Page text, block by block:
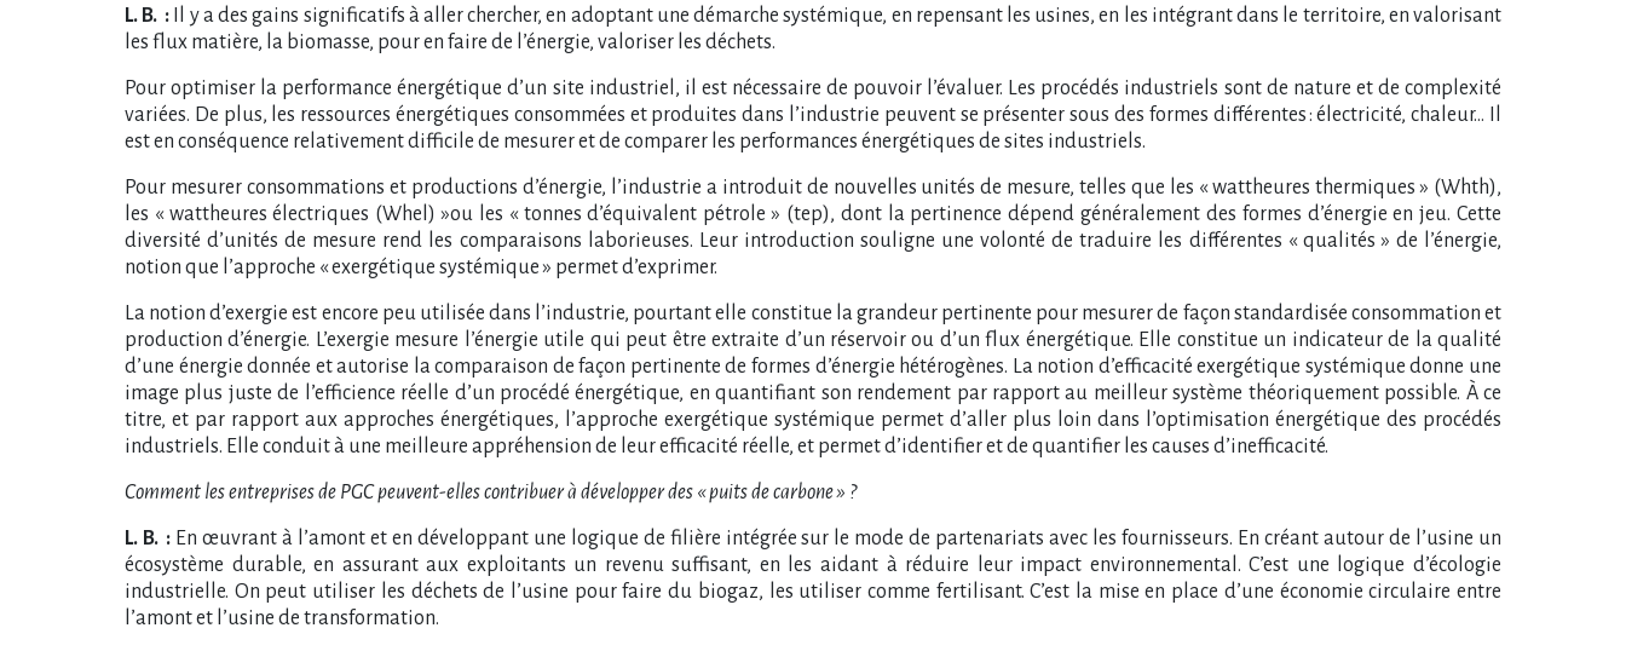
L. B. :
Il y a des gains significatifs à aller chercher, en adoptant une démarche systémique, en repensant les usines, en les intégrant dans le territoire, en valorisant
les flux matière, la biomasse, pour en faire de l’énergie, valoriser les déchets.
Pour optimiser la performance énergétique d’un site industriel, il est nécessaire de pouvoir l’évaluer. Les procédés industriels sont de nature et de complexité
variées. De plus, les ressources énergétiques consommées et produites dans l’industrie peuvent se présenter sous des formes différentes : électricité, chaleur… Il
est en conséquence relativement difficile de mesurer et de comparer les performances énergétiques de sites industriels.
Pour mesurer consommations et productions d’énergie, l’industrie a introduit de nouvelles unités de mesure, telles que les « wattheures thermiques » (Whth),
les « wattheures électriques (Whel) »ou les « tonnes d’équivalent pétrole » (tep), dont la pertinence dépend généralement des formes d’énergie en jeu. Cette
diversité d’unités de mesure rend les comparaisons laborieuses. Leur introduction souligne une volonté de traduire les différentes « qualités » de l’énergie,
notion que l’approche « exergétique systémique » permet d’exprimer.
La notion d’exergie est encore peu utilisée dans l’industrie, pourtant elle constitue la grandeur pertinente pour mesurer de façon standardisée consommation et
production d’énergie. L’exergie mesure l’énergie utile qui peut être extraite d’un réservoir ou d’un flux énergétique. Elle constitue un indicateur de la qualité
d’une énergie donnée et autorise la comparaison de façon pertinente de formes d’énergie hétérogènes. La notion d’efficacité exergétique systémique donne une
image plus juste de l’efficience réelle d’un procédé énergétique, en quantifiant son rendement par rapport au meilleur système théoriquement possible. À ce
titre, et par rapport aux approches énergétiques, l’approche exergétique systémique permet d’aller plus loin dans l’optimisation énergétique des procédés
industriels. Elle conduit à une meilleure appréhension de leur efficacité réelle, et permet d’identifier et de quantifier les causes d’inefficacité.
Comment les entreprises de PGC peuvent-elles contribuer à développer des « puits de carbone » ?
L. B. : En œuvrant à l’amont et en développant une logique de filière intégrée sur le mode de partenariats avec les fournisseurs. En créant autour de l’usine un
écosystème durable, en assurant aux exploitants un revenu suffisant, en les aidant à réduire leur impact environnemental. C’est une logique d’écologie
industrielle. On peut utiliser les déchets de l’usine pour faire du biogaz, les utiliser comme fertilisant. C’est la mise en place d’une économie circulaire entre
l’amont et l’usine de transformation.